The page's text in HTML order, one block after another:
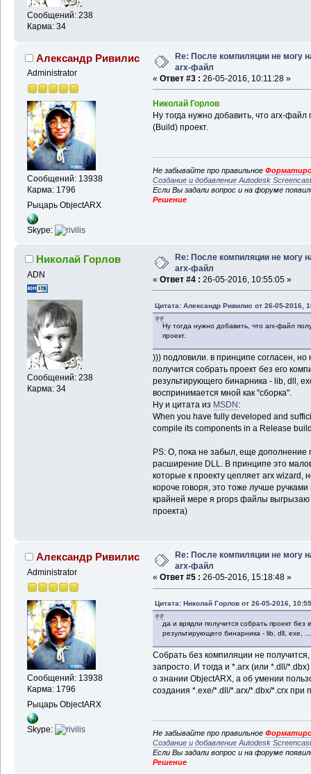
Сообщений: 238
Карма: 34
Александр Ривилис
Administrator
Сообщений: 13938
Карма: 1796
Рыцарь ObjectARX
Skype:
Re: После компиляции не могу
arx-файл
« Ответ #3 : 26-05-2016, 10:11:28 »
Николай Горлов
Ну тогда нужно добавить, что arx-
(Build) проект.
Не забывайте про правильное
Создание и добавление Autodesk
Если Вы задали вопрос и на форуме
Решение
Николай Горлов
ADN
Сообщений: 238
Карма: 34
Re: После компиляции не могу
arx-файл
« Ответ #4 : 26-05-2016, 10:55:05 »
Цитата: Александр Ривилис от 26-05-2016,
Ну тогда нужно добавить, что arx-файл
проект.
))) подловили. в принципе согласен,
получится собрать проект без его
результирующего бинарника - lib, dll,
воспринимается мной как "сборка".
Ну и цитата из MSDN:
When you have fully developed and
compile its components in a Release
PS: О, пока не забыл, еще
расширение DLL. В принципе это
которые к проекту цепляет arx wizard,
короче говоря, это тоже лучше
крайней мере я props файлы выгрызаю
проекта)
Александр Ривилис
Administrator
Сообщений: 13938
Карма: 1796
Рыцарь ObjectARX
Skype:
Re: После компиляции не могу
arx-файл
« Ответ #5 : 26-05-2016, 15:18:48 »
Цитата: Николай Горлов от 26-05-2016,
да и врядли получится собрать проект
результирующего бинарника - lib, dll, exe, ...
Собрать без компиляции не
запросто. И тогда и *.arx (или *.dll/
о знании ObjectARX, а об умении
создания *.exe/*.dll/*.arx/*.dbx/*.crx при
Не забывайте про правильное
Создание и добавление Autodesk
Если Вы задали вопрос и на форуме
Решение